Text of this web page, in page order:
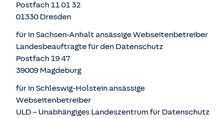
Postfach 11 01 32
01330 Dresden
für in Sachsen-Anhalt ansässige Webseitenbetreiber
Landesbeauftragte für den Datenschutz
Postfach 19 47
39009 Magdeburg
für in Schleswig-Holstein ansässige
Webseitenbetreiber
ULD – Unabhängiges Landeszentrum für Datenschutz